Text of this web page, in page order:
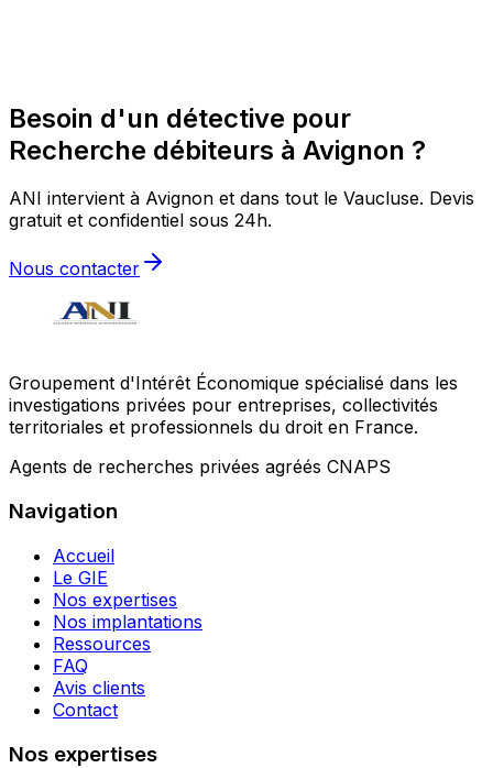
Besoin d'un détective pour
Recherche débiteurs à Avignon ?
ANI intervient à Avignon et dans tout le Vaucluse. Devis
gratuit et confidentiel sous 24h.
Nous contacter
Groupement d'Intérêt Économique spécialisé dans les
investigations privées pour entreprises, collectivités
territoriales et professionnels du droit en France.
Agents de recherches privées agréés CNAPS
Navigation
Accueil
Le GIE
Nos expertises
Nos implantations
Ressources
FAQ
Avis clients
Contact
Nos expertises